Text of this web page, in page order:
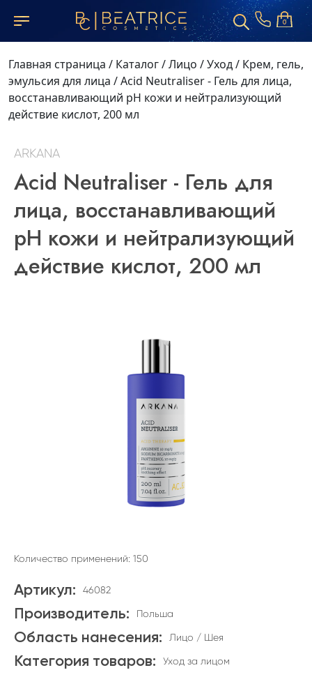
0
Главная страница / Каталог/Лицо /Уход/ Крем, гель,
эмульсия для лица /Acid Neutraliser - Гель для лица,
восстанавливающий pH кожи и нейтрализующий
действие кислот, 200 мл
ARKANA
Acid Neutraliser - Гель для
лица, восстанавливающий
pH кожи и нейтрализующий
действие кислот, 200 мл
Количество применений: 150
Артикул: 46082
Производитель: Польша
Область нанесения: Лицо / Шея
Категория товаров: Уход за лицом